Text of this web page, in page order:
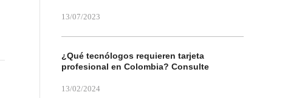
13/07/2023
¿Qué tecnólogos requieren tarjeta
profesional en Colombia? Consulte
13/02/2024